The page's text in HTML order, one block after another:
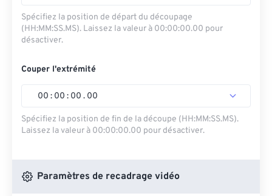
Spécifiez la position de départ du découpage
(HH:MM:SS.MS). Laissez la valeur à 00:00:00.00 pour
désactiver.
Couper l'extrémité
00 : 00 : 00 . 00
Spécifiez la position de fin de la découpe (HH:MM:SS.MS).
Laissez la valeur à 00:00:00.00 pour désactiver.
Paramètres de recadrage vidéo